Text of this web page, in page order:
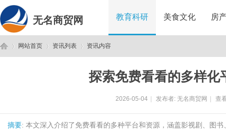
无名商贸网 教育科研 美食文化 房
网站首页 资讯列表 资讯内容
探索免费看看的多样化
2026-05-04 发布者: 无名商贸网 查
摘要: 本文深入介绍了免费看看的多种平台和资源，涵盖影视剧、图